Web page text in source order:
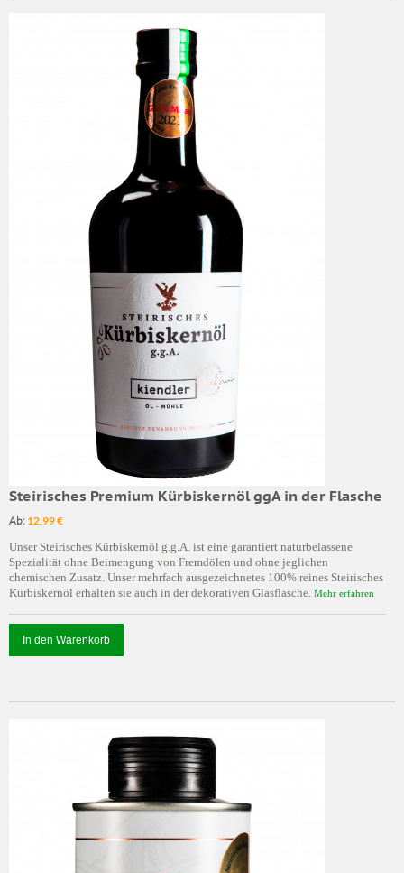
Steirisches Premium Kürbiskernöl ggA in der Flasche
Ab: 12,99 €
Unser Steirisches Kürbiskernöl g.g.A. ist eine garantiert naturbelassene
Spezialität ohne Beimengung von Fremdölen und ohne jeglichen
chemischen Zusatz. Unser mehrfach ausgezeichnetes 100% reines Steirisches
Kürbiskernöl erhalten sie auch in der dekorativen Glasflasche. Mehr erfahren
In den Warenkorb